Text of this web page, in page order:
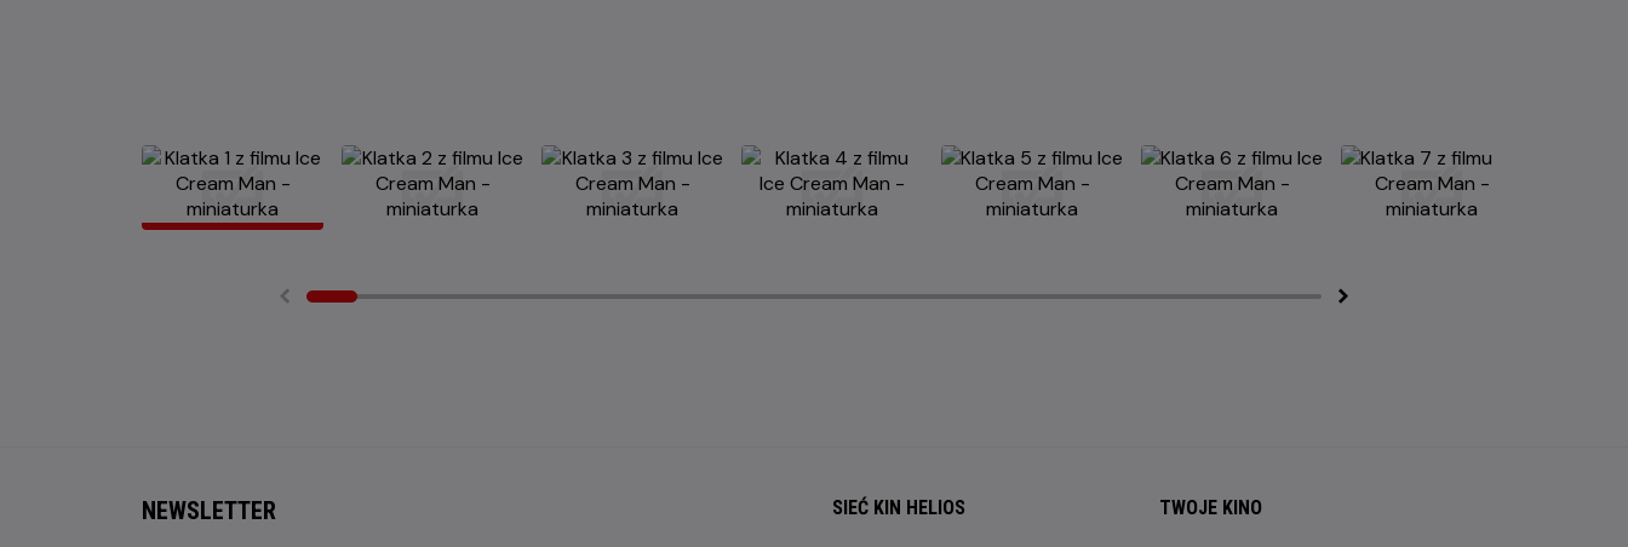
NEWSLETTER SIEĆ KIN HELIOS TWOJE KINO